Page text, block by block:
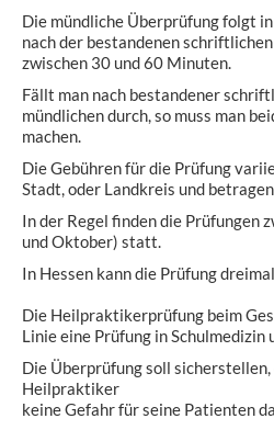
Die mündliche Überprüfung folgt
nach der bestandenen
zwischen 30 und 60 Minuten.
Fällt man nach bestandener
mündlichen durch, so muss man
machen.
Die Gebühren für die Prüfung
Stadt, oder Landkreis und
In der Regel finden die Prüfungen
und Oktober) statt.
In Hessen kann die Prüfung
Die Heilpraktikerprüfung beim
Linie eine Prüfung in Schulmedizin
Die Überprüfung soll sicherstellen,
Heilpraktiker
keine Gefahr für seine Patienten